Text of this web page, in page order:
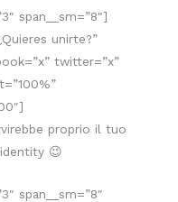
span__sm=”8″]
unirte?”
twitter=”x”
proprio il tuo
😉
span__sm=”8″